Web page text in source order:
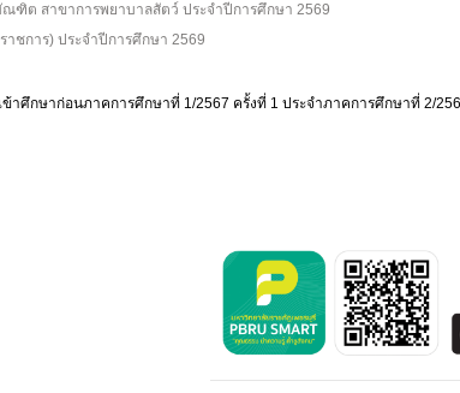
ต สาขาการพยาบาลสัตว์ ประจำปีการศึกษา 2569
การ) ประจำปีการศึกษา 2569
ศึกษาก่อนภาคการศึกษาที่ 1/2567 ครั้งที่ 1 ประจำภาคการศึกษาที่ 2/